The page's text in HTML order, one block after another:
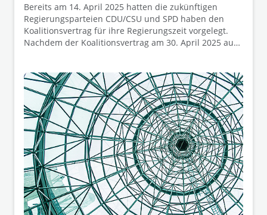
Bereits am 14. April 2025 hatten die zukünftigen
Regierungsparteien CDU/CSU und SPD haben den
Koalitionsvertrag für ihre Regierungszeit vorgelegt.
Nachdem der Koalitionsvertrag am 30. April 2025 auch
nunmehr am 06.05.2025 zum neuen deutschen
Bundeskanzler gewählt werden.